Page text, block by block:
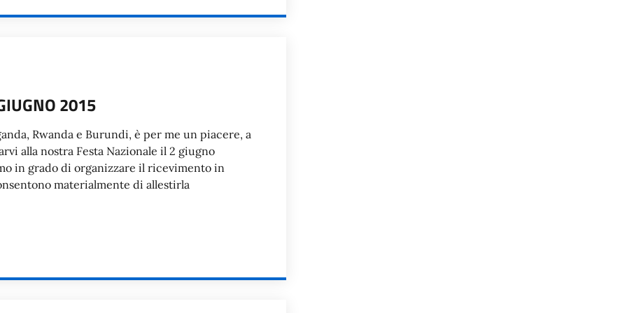
2015
Rwanda e Burundi, è per me un piacere, a
alla nostra Festa Nazionale il 2 giugno
in grado di organizzare il ricevimento in
materialmente di allestirla